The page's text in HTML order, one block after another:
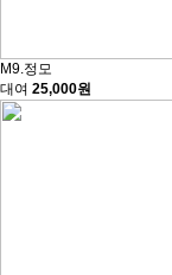
M9.정모
대여 25,000원